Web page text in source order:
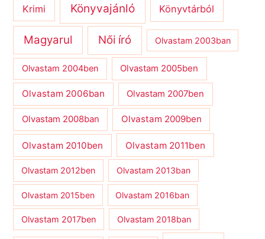
Krimi Könyvajánló Könyvtárból
Magyarul Női író Olvastam 2003ban
Olvastam 2004ben Olvastam 2005ben
Olvastam 2006ban Olvastam 2007ben
Olvastam 2008ban Olvastam 2009ben
Olvastam 2010ben Olvastam 2011ben
Olvastam 2012ben Olvastam 2013ban
Olvastam 2015ben Olvastam 2016ban
Olvastam 2017ben Olvastam 2018ban